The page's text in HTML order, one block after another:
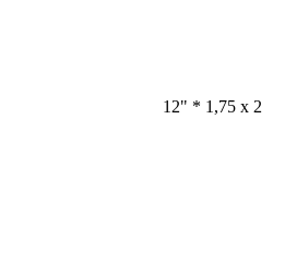
12" * 1,75 x 2